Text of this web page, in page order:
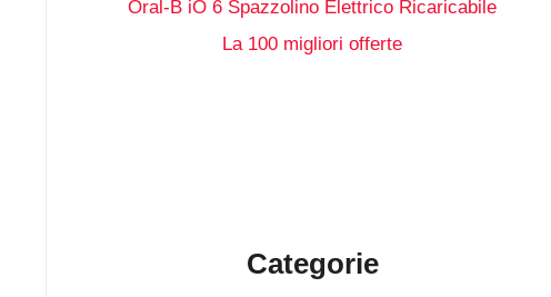
Oral-B iO 6 Spazzolino Elettrico Ricaricabile
La 100 migliori offerte
Categorie